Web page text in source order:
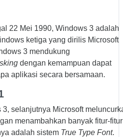
22 Mei 1990, Windows 3 adalah
ketiga yang dirilis Microsoft
3 mendukung
dengan kemampuan dapat
aplikasi secara bersamaan.
3, selanjutnya Microsoft
menambahkan banyak fitur-fitur
adalah sistem True Type Font.